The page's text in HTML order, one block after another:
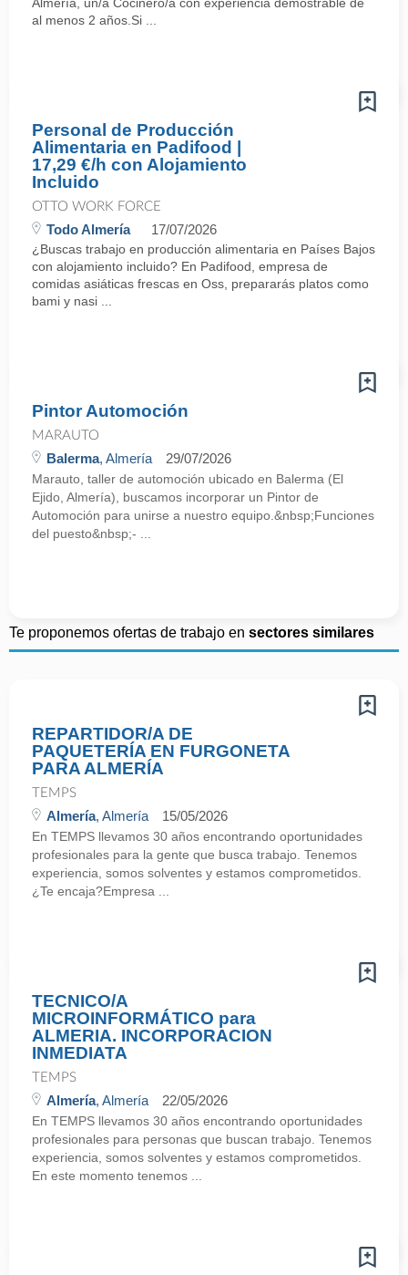
al menos 2 años.Si ...
Personal de Producción
Alimentaria en Padifood |
17,29 €/h con Alojamiento
Incluido
OTTO WORK FORCE
Todo Almería 17/07/2026
¿Buscas trabajo en producción alimentaria en Países Bajos
con alojamiento incluido? En Padifood, empresa de
comidas asiáticas frescas en Oss, prepararás platos como
bami y nasi ...
Pintor Automoción
MARAUTO
Balerma, Almería 29/07/2026
Marauto, taller de automoción ubicado en Balerma (El
Ejido, Almería), buscamos incorporar un Pintor de
Automoción para unirse a nuestro equipo.&nbsp;Funciones
del puesto&nbsp;- ...
Te proponemos ofertas de trabajo en sectores similares
REPARTIDOR/A DE
PAQUETERÍA EN FURGONETA
PARA ALMERÍA
TEMPS
Almería, Almería 15/05/2026
En TEMPS llevamos 30 años encontrando oportunidades
profesionales para la gente que busca trabajo. Tenemos
experiencia, somos solventes y estamos comprometidos.
¿Te encaja?Empresa ...
TECNICO/A
MICROINFORMÁTICO para
ALMERIA. INCORPORACION
INMEDIATA
TEMPS
Almería, Almería 22/05/2026
En TEMPS llevamos 30 años encontrando oportunidades
profesionales para personas que buscan trabajo. Tenemos
experiencia, somos solventes y estamos comprometidos.
En este momento tenemos ...